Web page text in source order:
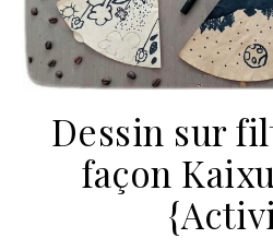
Dessin sur
façon